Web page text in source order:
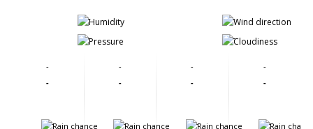
-
-
-
-
-
-
-
-
-
-
-
-
-
-
-
-